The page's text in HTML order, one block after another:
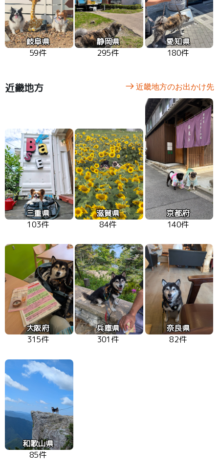
岐阜県
59件
静岡県
295件
愛知県
180件
近畿地方 近畿地方のお出かけ先
三重県
103件
滋賀県
84件
京都府
140件
大阪府
315件
兵庫県
301件
奈良県
82件
和歌山県
85件